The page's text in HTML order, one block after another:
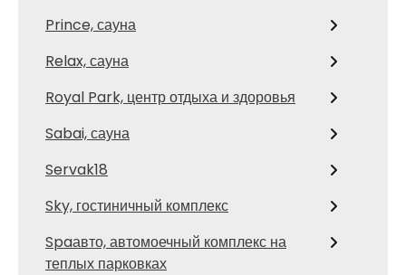
Prince, сауна
Relax, сауна
Royal Park, центр отдыха и здоровья
Sabai, сауна
Servak18
Sky, гостиничный комплекс
Spaавто, автомоечный комплекс на
теплых парковках